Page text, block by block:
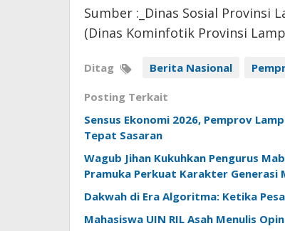
Sumber :_Dinas Sosial Provinsi
(Dinas Kominfotik Provinsi
Ditag Berita Nasional
Posting Terkait
Sensus Ekonomi 2026, Pemprov
Tepat Sasaran
Wagub Jihan Kukuhkan Pengurus
Pramuka Perkuat Karakter Generasi
Dakwah di Era Algoritma: Ketika
Mahasiswa UIN RIL Asah Menulis